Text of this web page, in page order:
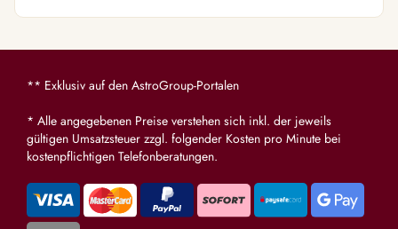
** Exklusiv auf den AstroGroup-Portalen
* Alle angegebenen Preise verstehen sich inkl. der jeweils
gültigen Umsatzsteuer zzgl. folgender Kosten pro Minute bei
kostenpflichtigen Telefonberatungen.